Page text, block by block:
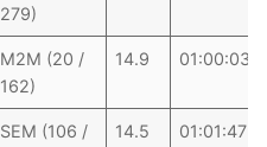
279)
M2M (20 /
162)
14.9 01:00:03
SEM (106 /
14.5 01:01:47